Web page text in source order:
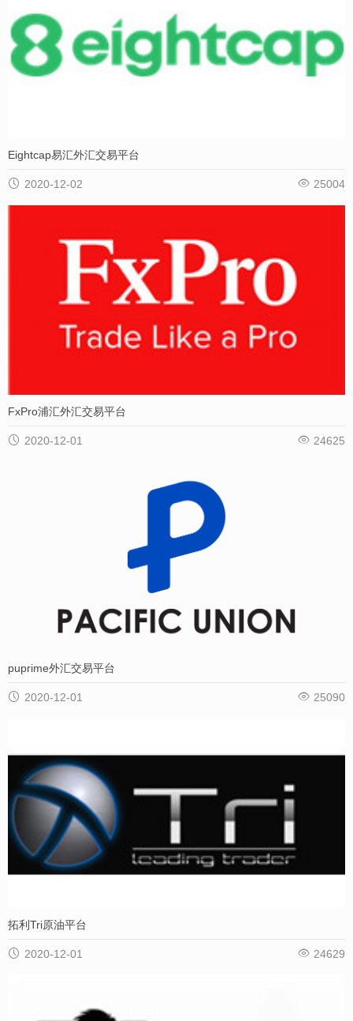
Eightcap易汇外汇交易平台
 2020-12-02  25004
FxPro浦汇外汇交易平台
 2020-12-01  24625
puprime外汇交易平台
 2020-12-01  25090
拓利Tri原油平台
 2020-12-01  24629